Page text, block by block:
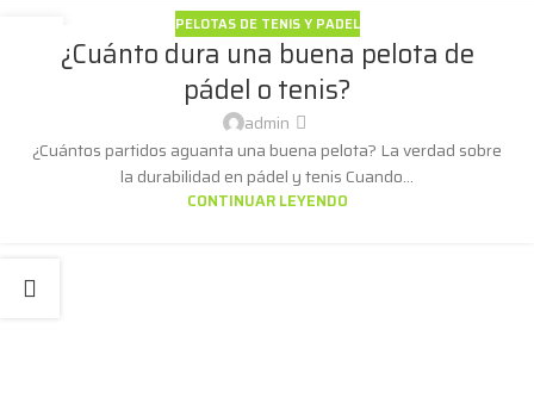
PELOTAS DE TENIS Y PADEL
¿Cuánto dura una buena pelota de
pádel o tenis?
admin
¿Cuántos partidos aguanta una buena pelota? La verdad sobre
la durabilidad en pádel y tenis Cuando...
CONTINUAR LEYENDO